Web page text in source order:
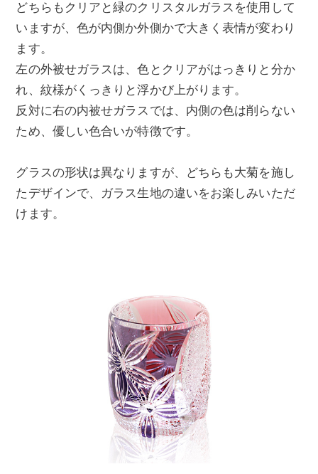
どちらもクリアと緑のクリスタルガラスを使用して
いますが、色が内側か外側かで大きく表情が変わり
ます。
左の外被せガラスは、色とクリアがはっきりと分か
れ、紋様がくっきりと浮かび上がります。
反対に右の内被せガラスでは、内側の色は削らない
ため、優しい色合いが特徴です。
グラスの形状は異なりますが、どちらも大菊を施し
たデザインで、ガラス生地の違いをお楽しみいただ
けます。